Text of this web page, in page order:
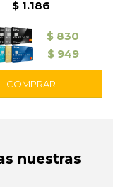
$ 1.186
$ 830
$ 949
nuestras